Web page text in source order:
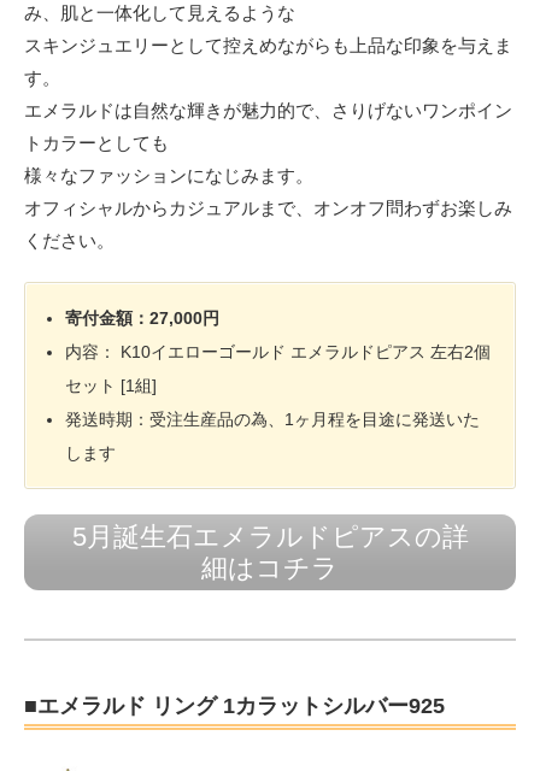
み、肌と一体化して見えるような
スキンジュエリーとして控えめながらも上品な印象を与えま
す。
エメラルドは自然な輝きが魅力的で、さりげないワンポイン
トカラーとしても
様々なファッションになじみます。
オフィシャルからカジュアルまで、オンオフ問わずお楽しみ
ください。
寄付金額：27,000円
内容： K10イエローゴールド エメラルドピアス 左右2個
セット [1組]
発送時期：受注生産品の為、1ヶ月程を目途に発送いた
します
5月誕生石エメラルドピアスの詳
細はコチラ
■エメラルド リング 1カラットシルバー925